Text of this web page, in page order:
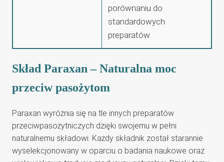
porównaniu do
standardowych
preparatów.
Skład Paraxan – Naturalna moc
przeciw pasożytom
Paraxan wyróżnia się na tle innych preparatów
przeciwpasożytniczych dzięki swojemu w pełni
naturalnemu składowi. Każdy składnik został starannie
wyselekcjonowany w oparciu o badania naukowe oraz